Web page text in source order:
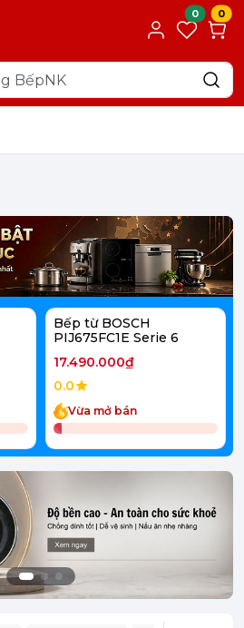
0 0
Bếp từ BOSCH
PIJ675FC1E Serie 6
17.490.000₫
0.0
Vừa mở bán